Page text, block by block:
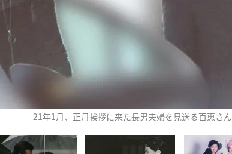
21年1月、正月挨拶に来た長男夫婦を見送る百恵さん